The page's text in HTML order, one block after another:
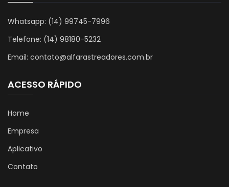
Whatsapp: (14) 99745-7996
Telefone: (14) 98180-5232
Email: contato@alfarastreadores.com.br
ACESSO RÁPIDO
Home
Empresa
Aplicativo
Contato